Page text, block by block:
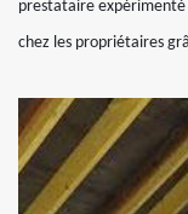
prestataire
chez les propriétaires